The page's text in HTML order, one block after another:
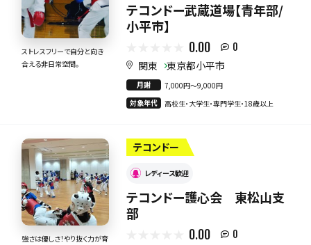
ストレスフリーで自分と向き
合える非日常空間。
テコンドー武蔵道場【青年部/
小平市】
0.00 0
関東 東京都小平市
月謝
7,000円〜9,000円
対象年代
高校生・大学生・専門学生・18歳以上
強さは優しさ！やり抜く力が育
テコンドー
レディース歓迎
テコンドー護心会 東松山支
部
0.00 0